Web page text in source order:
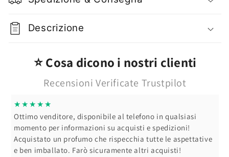
Fondotinta Fondotinta
o
Descrizione
⭐ Cosa dicono i nostri clienti
Recensioni Verificate Trustpilot
★★★★★
Ottimo venditore, disponibile al telefono in qualsiasi
momento per informazioni su acquisti e spedizioni!
Acquistato un profumo che rispecchia tutte le aspettative
e ben imballato. Farò sicuramente altri acquisti!